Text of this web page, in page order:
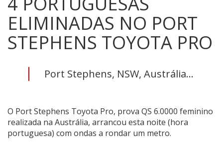
ELIMINADAS NO PORT
STEPHENS TOYOTA PRO
Port Stephens, NSW, Austrália...
O Port Stephens Toyota Pro, prova QS 6.0000 feminino
realizada na Austrália, arrancou esta noite (hora
portuguesa) com ondas a rondar um metro.